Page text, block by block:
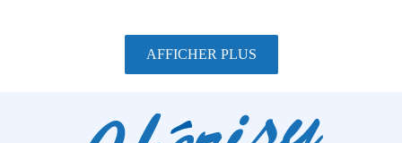
AFFICHER PLUS